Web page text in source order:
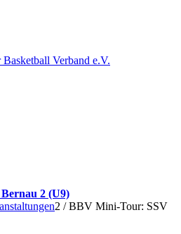
2 (U9)
2 / BBV Mini-Tour: SSV